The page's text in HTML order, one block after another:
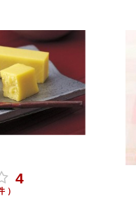
4
）